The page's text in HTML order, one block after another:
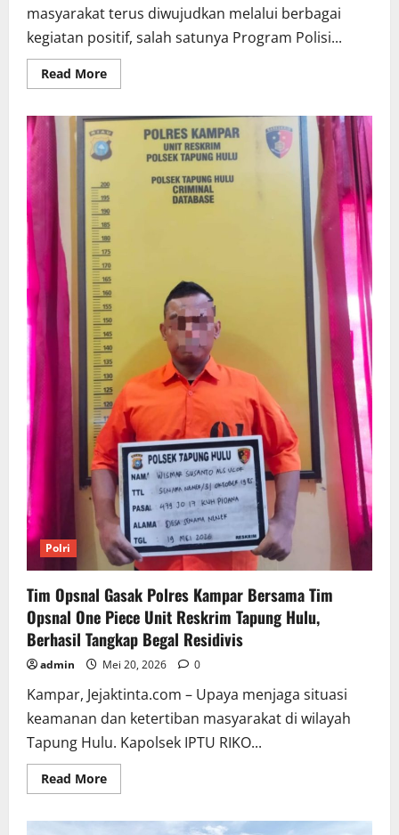
masyarakat terus diwujudkan melalui berbagai
kegiatan positif, salah satunya Program Polisi...
Read MoreRead
more
BRIGADIR
SAFNER
SINAGA
Bantu
Dukung
Ketahanan
Pangan
Nasional
Polri
Tim Opsnal Gasak Polres Kampar Bersama Tim
Opsnal One Piece Unit Reskrim Tapung Hulu,
Berhasil Tangkap Begal Residivis
admin Mei 20, 2026 0
Kampar, Jejaktinta.com – Upaya menjaga situasi
keamanan dan ketertiban masyarakat di wilayah
Tapung Hulu. Kapolsek IPTU RIKO...
Read MoreRead
more